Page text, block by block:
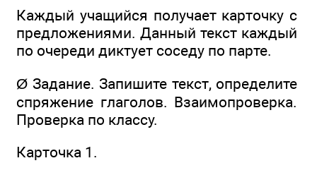
Каждый учащийся получает карточку с
предложениями. Данный текст каждый
по очереди диктует соседу по парте.
Ø Задание. Запишите текст, определите
спряжение глаголов. Взаимопроверка.
Проверка по классу.
Карточка 1.